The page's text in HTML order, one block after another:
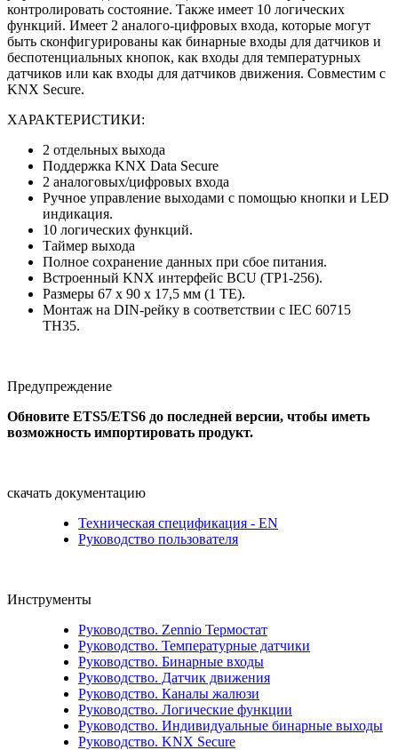
контролировать состояние. Также имеет 10 логических
функций. Имеет 2 аналого-цифровых входа, которые могут
быть сконфигурированы как бинарные входы для датчиков и
беспотенциальных кнопок, как входы для температурных
датчиков или как входы для датчиков движения. Совместим с
KNX Secure.
ХАРАКТЕРИСТИКИ:
2 отдельных выхода
Поддержка KNX Data Secure
2 аналоговых/цифровых входа
Ручное управление выходами с помощью кнопки и LED
индикация.
10 логических функций.
Таймер выхода
Полное сохранение данных при сбое питания.
Встроенный KNX интерфейс BCU (TP1-256).
Размеры 67 x 90 x 17,5 мм (1 TE).
Монтаж на DIN-рейку в соответствии с IEC 60715
TH35.
Предупреждение
Обновите ETS5/ETS6 до последней версии, чтобы иметь
возможность импортировать продукт.
скачать документацию
Техническая спецификация - EN
Руководство пользователя
Инструменты
Руководство. Zennio Термостат
Руководство. Температурные датчики
Руководство. Бинарные входы
Руководство. Датчик движения
Руководство. Каналы жалюзи
Руководство. Логические функции
Руководство. Индивидуальные бинарные выходы
Руководство. KNX Secure